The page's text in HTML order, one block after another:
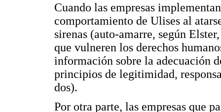
Cuando las empresas
comportamiento de Ulises al
sirenas (auto-amarre, según
que vulneren los derechos
información sobre la adecuación
principios de legitimidad,
dos).
Por otra parte, las empresas que